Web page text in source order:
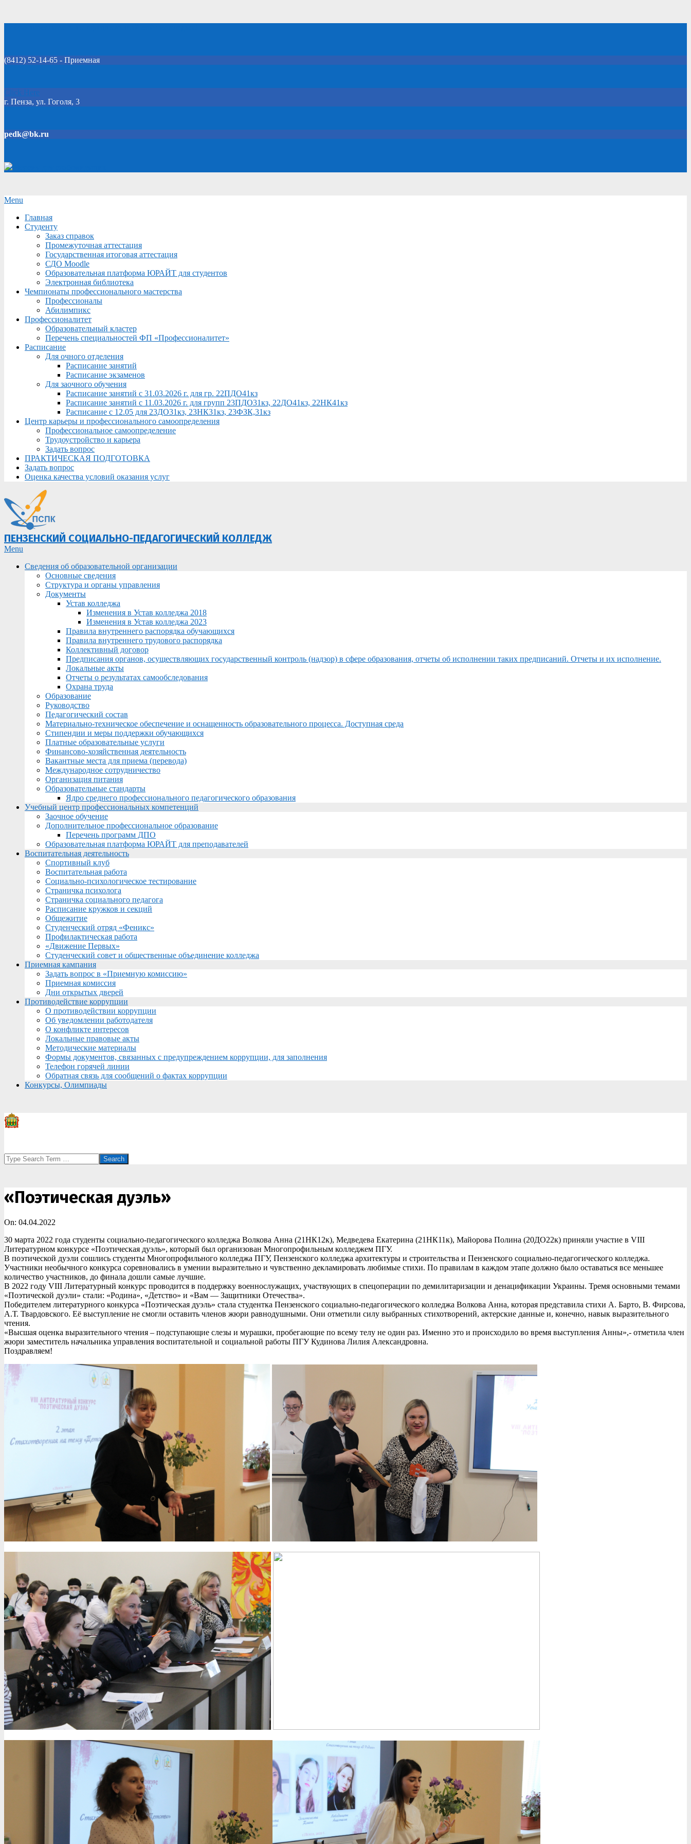
(8412) 52-14-65 - Приемная
Click Here
г. Пенза, ул. Гоголя, 3
pedk@bk.ru
Secondary
Menu
Menu
Главная
Студенту
Заказ справок
Промежуточная аттестация
Государственная итоговая аттестация
СДО Moodle
Образовательная платформа ЮРАЙТ для студентов
Электронная библиотека
Чемпионаты профессионального мастерства
Профессионалы
Абилимпикс
Профессионалитет
Образовательный кластер
Перечень специальностей ФП «Профессионалитет»
Расписание
Для очного отделения
Расписание занятий
Расписание экзаменов
Для заочного обучения
Расписание занятий с 31.03.2026 г. для гр. 22ПДО41кз
Расписание занятий с 11.03.2026 г. для групп 23ПДО31кз, 22ДО41кз, 22НК41кз
Расписание с 12.05 для 23ДО31кз, 23НК31кз, 23ФЗК,31кз
Центр карьеры и профессионального самоопределения
Профессиональное самоопределение
Трудоустройство и карьера
Задать вопрос
ПРАКТИЧЕСКАЯ ПОДГОТОВКА
Задать вопрос
Оценка качества условий оказания услуг
ПЕНЗЕНСКИЙ СОЦИАЛЬНО-ПЕДАГОГИЧЕСКИЙ КОЛЛЕДЖ
Primary
Menu
Menu
Сведения об образовательной организации
Основные сведения
Структура и органы управления
Документы
Устав колледжа
Изменения в Устав колледжа 2018
Изменения в Устав колледжа 2023
Правила внутреннего распорядка обучающихся
Правила внутреннего трудового распорядка
Коллективный договор
Предписания органов, осуществляющих государственный контроль (надзор) в сфере образования, отчеты об исполнении таких предписаний. Отчеты и их исполнение.
Локальные акты
Отчеты о результатах самообследования
Охрана труда
Образование
Руководство
Педагогический состав
Материально-техническое обеспечение и оснащенность образовательного процесса. Доступная среда
Стипендии и меры поддержки обучающихся
Платные образовательные услуги
Финансово-хозяйственная деятельность
Вакантные места для приема (перевода)
Международное сотрудничество
Организация питания
Образовательные стандарты
Ядро среднего профессионального педагогического образования
Учебный центр профессиональных компетенций
Заочное обучение
Дополнительное профессиональное образование
Перечень программ ДПО
Образовательная платформа ЮРАЙТ для преподавателей
Воспитательная деятельность
Спортивный клуб
Воспитательная работа
Социально-психологическое тестирование
Страничка психолога
Страничка социального педагога
Расписание кружков и секций
Общежитие
Студенческий отряд «Феникс»
Профилактическая работа
«Движение Первых»
Студенческий совет и общественные объединение колледжа
Приемная кампания
Задать вопрос в «Приемную комиссию»
Приемная комиссия
Дни открытых дверей
Противодействие коррупции
О противодействии коррупции
Об уведомлении работодателя
О конфликте интересов
Локальные правовые акты
Методические материалы
Формы документов, связанных с предупреждением коррупции, для заполнения
Телефон горячей линии
Обратная связь для сообщений о фактах коррупции
Конкурсы, Олимпиады
Search
«Поэтическая дуэль»
On: 04.04.2022
30 марта 2022 года студенты социально-педагогического колледжа Волкова Анна (21НК12к), Медведева Екатерина (21НК11к), Майорова Полина (20ДО22к) приняли участие в VIII
Литературном конкурсе «Поэтическая дуэль», который был организован Многопрофильным колледжем ПГУ.
В поэтической дуэли сошлись студенты Многопрофильного колледжа ПГУ, Пензенского колледжа архитектуры и строительства и Пензенского социально-педагогического колледжа.
Участники необычного конкурса соревновались в умении выразительно и чувственно декламировать любимые стихи. По правилам в каждом этапе должно было оставаться все меньшее
количество участников, до финала дошли самые лучшие.
В 2022 году VIII Литературный конкурс проводится в поддержку военнослужащих, участвующих в спецоперации по демилитаризации и денацификации Украины. Тремя основными темами
«Поэтической дуэли» стали: «Родина», «Детство» и «Вам — Защитники Отечества».
Победителем литературного конкурса «Поэтическая дуэль» стала студентка Пензенского социально-педагогического колледжа Волкова Анна, которая представила стихи А. Барто, В. Фирсова,
А.Т. Твардовского. Её выступление не смогли оставить членов жюри равнодушными. Они отметили силу выбранных стихотворений, актерские данные и, конечно, навык выразительного
чтения.
«Высшая оценка выразительного чтения – подступающие слезы и мурашки, пробегающие по всему телу не один раз. Именно это и происходило во время выступления Анны»,- отметила член
жюри заместитель начальника управления воспитательной и социальной работы ПГУ Кудинова Лилия Александровна.
Поздравляем!